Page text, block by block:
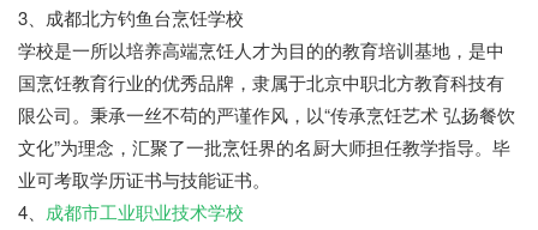
3、成都北方钓鱼台烹饪学校
学校是一所以培养高端烹饪人才为目的的教育培训基地，是中
国烹饪教育行业的优秀品牌，隶属于北京中职北方教育科技有
限公司。秉承一丝不苟的严谨作风，以“传承烹饪艺术 弘扬餐饮
文化”为理念，汇聚了一批烹饪界的名厨大师担任教学指导。毕
业可考取学历证书与技能证书。
4、 成都市工业职业技术学校